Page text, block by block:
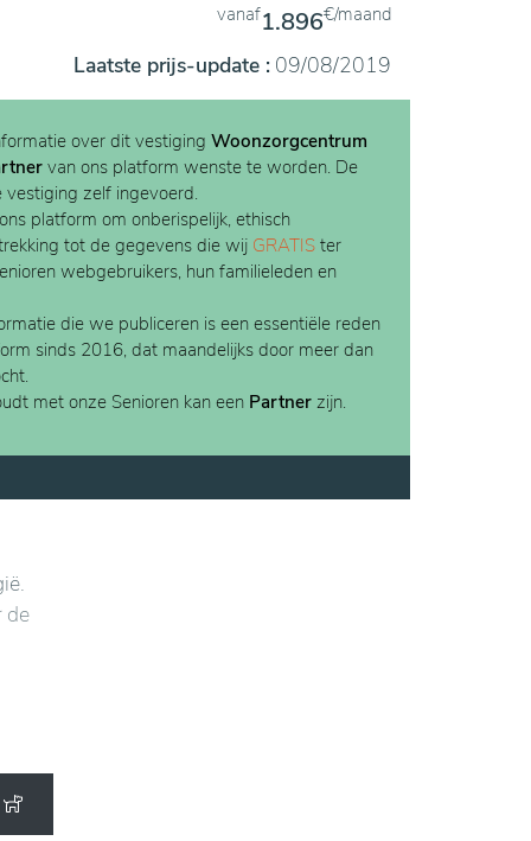
vanaf1.896€/maand
Laatste prijs-update : 09/08/2019
over dit vestiging Woonzorgcentrum
van ons platform wenste te worden. De
vestiging zelf ingevoerd.
platform om onberispelijk, ethisch
tot de gegevens die wij GRATIS ter
webgebruikers, hun familieleden en
die we publiceren is een essentiële reden
sinds 2016, dat maandelijks door meer dan
met onze Senioren kan een Partner zijn.
de